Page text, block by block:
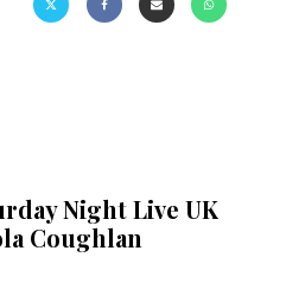
Night Live UK
Coughlan